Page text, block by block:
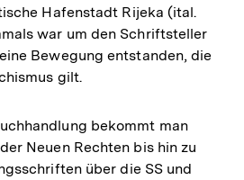
Hafenstadt Rijeka (ital.
war um den Schriftsteller
Bewegung entstanden, die
gilt.
bekommt man
Neuen Rechten bis hin zu
über die SS und